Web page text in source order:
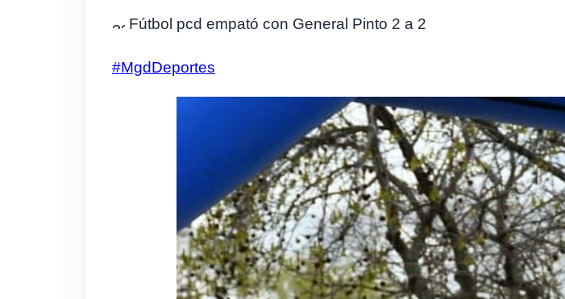
Fútbol pcd empató con General Pinto 2 a 2
#MgdDeportes